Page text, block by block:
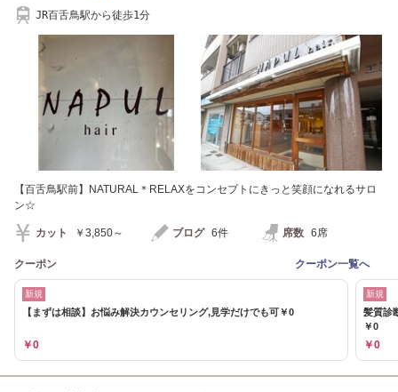
JR百舌鳥駅から徒歩1分
【百舌鳥駅前】NATURAL＊RELAXをコンセプトにきっと笑顔になれるサロ
ン☆
カット ￥3,850～ ブログ 6件 席数 6席
クーポン クーポン一覧へ
新規
【まずは相談】お悩み解決カウンセリング,見学だけでも可￥0
￥0
新規
髪質診
￥0
￥0